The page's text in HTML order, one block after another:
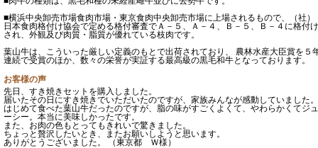
■横浜中央卸売市場食肉市場・東京食肉中央卸売市場に上場されるもので、（社）
日本食肉格付け協会で定める格付審査でＡ－５、Ａ－４、Ｂ－５、Ｂ－４に格付け
され、外観及び肉質・脂質が優れている枝肉です。
葉山牛は、こういった厳しい定義のもとで出荷されており、 農林水産大臣賞を５
連続で受賞のほか、数々の栄誉が実証する最高級の黒毛和牛となっております。
お客様の声
先日、すき焼きセットを購入しました。
届いたその日にすき焼きでいただいたのですが、家族みんなが感動していました。
はじめて食べた葉山牛だったのですが、脂の味がすごくよくて、やわらかくてジュ
ーシー。本当に美味しかったです。
また、お肉の色もとってもきれいで驚きました。
ちょっと贅沢したいとき、またお願いしようと思います。
ありがとうございました。 （東京都 Ｗ様）